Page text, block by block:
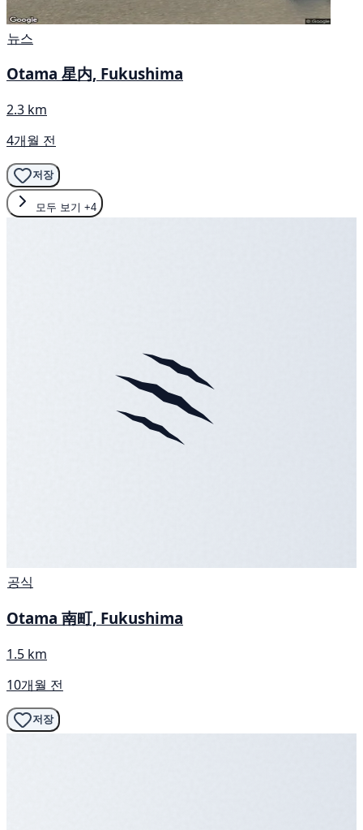
뉴스
Otama 星内, Fukushima
2.3 km
4개월 전
저장
모두 보기 +4
공식
Otama 南町, Fukushima
1.5 km
10개월 전
저장